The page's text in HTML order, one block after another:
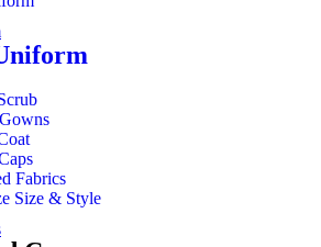
Fabrics
Size & Style